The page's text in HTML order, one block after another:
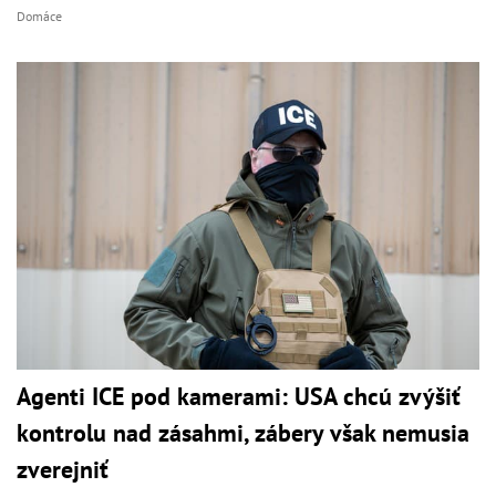
Domáce
Agenti ICE pod kamerami: USA chcú zvýšiť
kontrolu nad zásahmi, zábery však nemusia
zverejniť